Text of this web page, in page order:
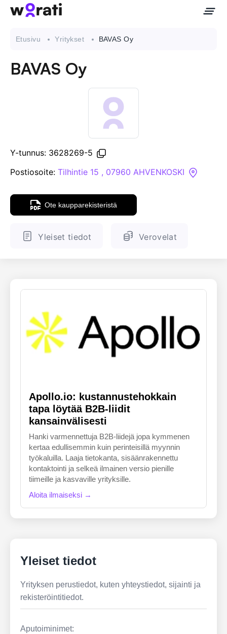
API
Pakotehaku
Etusivu Yritykset BAVAS Oy
BAVAS Oy
Y-tunnus: 3628269-5
Postiosoite: Tilhintie 15 , 07960 AHVENKOSKI
Ote kaupparekisteristä
Yleiset tiedot Verovelat
Apollo.io: kustannustehokkain
tapa löytää B2B-liidit
kansainvälisesti
Hanki varmennettuja B2B-liidejä jopa kymmenen
kertaa edullisemmin kuin perinteisillä myynnin
työkaluilla. Laaja tietokanta, sisäänrakennettu
kontaktointi ja selkeä ilmainen versio pienille
tiimeille ja kasvaville yrityksille.
Aloita ilmaiseksi →
Yleiset tiedot
Yrityksen perustiedot, kuten yhteystiedot, sijainti ja
rekisteröintitiedot.
Aputoiminimet: